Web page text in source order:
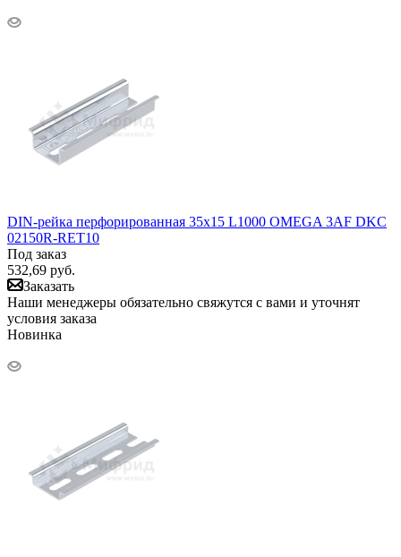
DIN-рейка перфорированная 35х15 L1000 OMEGA 3AF DKC
02150R-RET10
Под заказ
532,69 руб.
Заказать
Наши менеджеры обязательно свяжутся с вами и уточнят
условия заказа
Новинка